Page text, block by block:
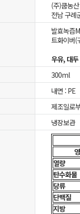
(주)쿱농
전남 구례
발효녹즙
트화이버(
우유, 대
300ml
내면 : PE
제조일로
냉장보관
열량
탄수화물
당류
단백질
지방